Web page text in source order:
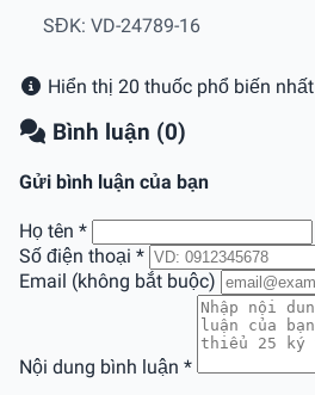
SĐK: VD-24789-16
Hiển thị 20 thuốc phổ biến nhất
Bình luận (0)
Gửi bình luận của bạn
Họ tên *
Số điện thoại *
Email (không bắt buộc)
Nội dung bình luận *